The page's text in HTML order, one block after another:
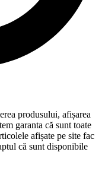
produsului, afișarea
garanta că sunt toate
afișate pe site fac
că sunt disponibile